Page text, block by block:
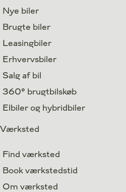
Nye biler
Brugte biler
Leasingbiler
Erhvervsbiler
Salg af bil
360° brugtbilskøb
Elbiler og hybridbiler
Værksted
Find værksted
Book værkstedstid
Om værksted